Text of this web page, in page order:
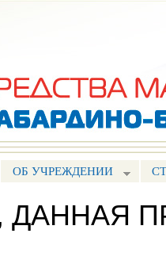
ОБ УЧРЕЖДЕНИИ
ДАННАЯ